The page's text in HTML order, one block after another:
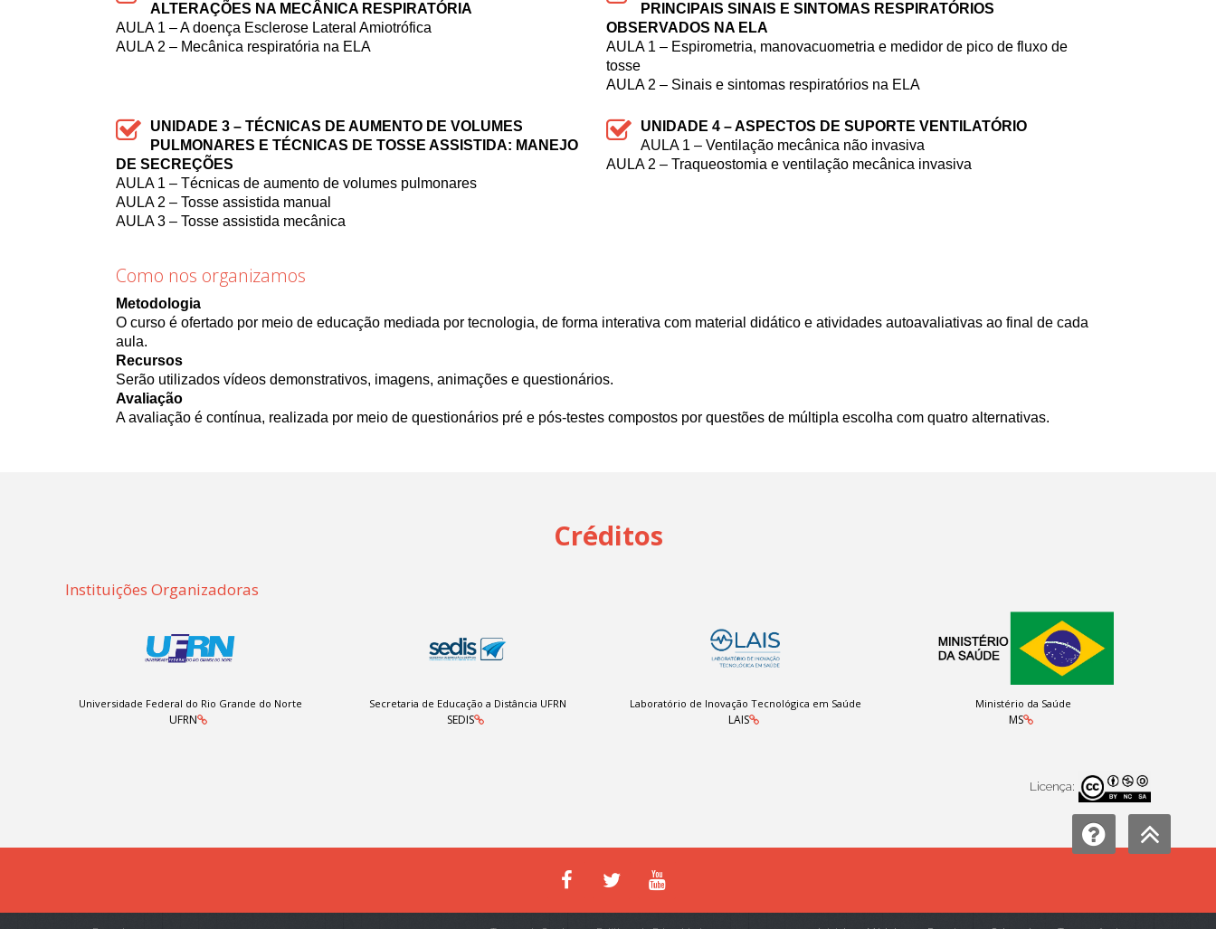
ALTERAÇÕES NA MECÂNICA RESPIRATÓRIA
AULA 1 – A doença Esclerose Lateral Amiotrófica
AULA 2 – Mecânica respiratória na ELA
PRINCIPAIS SINAIS E SINTOMAS RESPIRATÓRIOS
OBSERVADOS NA ELA
AULA 1 – Espirometria, manovacuometria e medidor de pico de fluxo de
tosse
AULA 2 – Sinais e sintomas respiratórios na ELA
UNIDADE 3 – TÉCNICAS DE AUMENTO DE VOLUMES
PULMONARES E TÉCNICAS DE TOSSE ASSISTIDA: MANEJO
DE SECREÇÕES
AULA 1 – Técnicas de aumento de volumes pulmonares
AULA 2 – Tosse assistida manual
AULA 3 – Tosse assistida mecânica
UNIDADE 4 – ASPECTOS DE SUPORTE VENTILATÓRIO
AULA 1 – Ventilação mecânica não invasiva
AULA 2 – Traqueostomia e ventilação mecânica invasiva
Como nos organizamos
Metodologia
O curso é ofertado por meio de educação mediada por tecnologia, de forma interativa com material didático e atividades autoavaliativas ao final de cada
aula.
Recursos
Serão utilizados vídeos demonstrativos, imagens, animações e questionários.
Avaliação
A avaliação é contínua, realizada por meio de questionários pré e pós-testes compostos por questões de múltipla escolha com quatro alternativas.
Créditos
Instituições Organizadoras
Universidade Federal do Rio Grande do Norte
UFRN
Secretaria de Educação a Distância UFRN
SEDIS
Laboratório de Inovação Tecnológica em Saúde
LAIS
Ministério da Saúde
MS
Licença: